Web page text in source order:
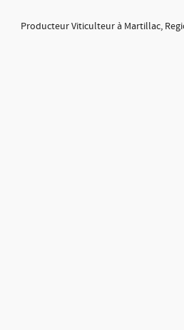
Producteur Viticulteur à Martillac,